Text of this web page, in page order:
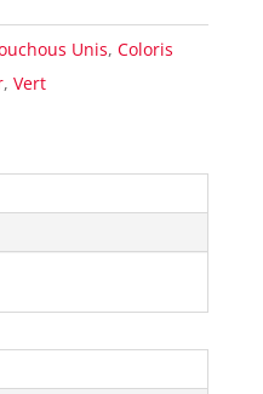
Unis, Coloris
, Vert